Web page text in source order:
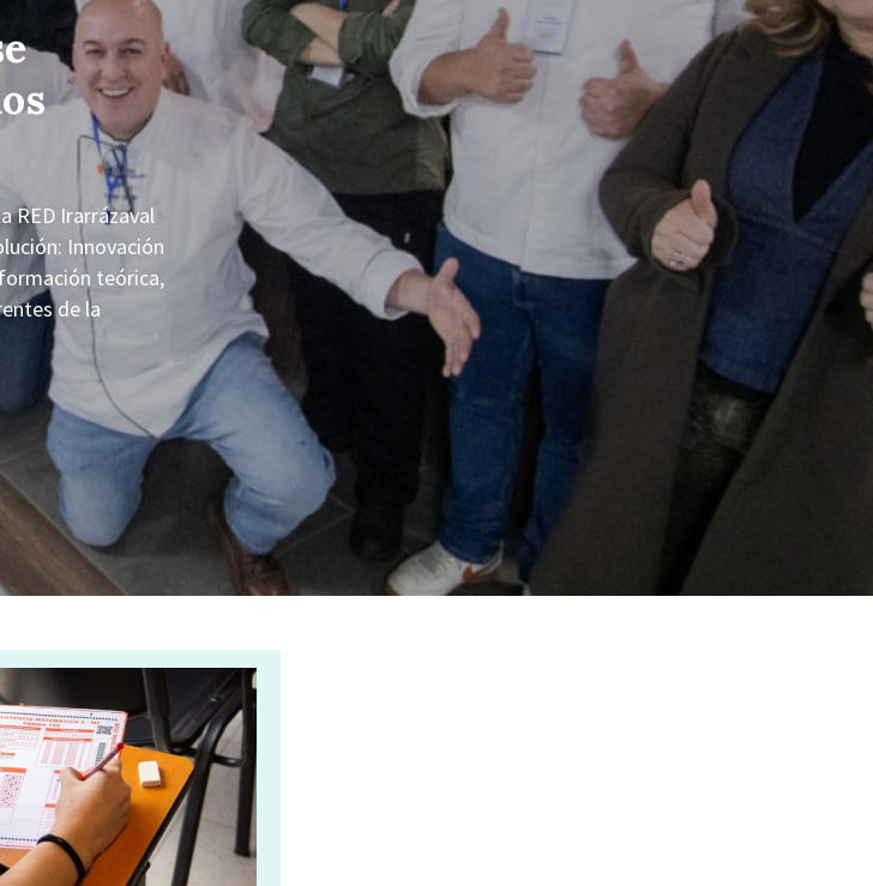
RED Irarrázaval
Innovación
teórica,
de la